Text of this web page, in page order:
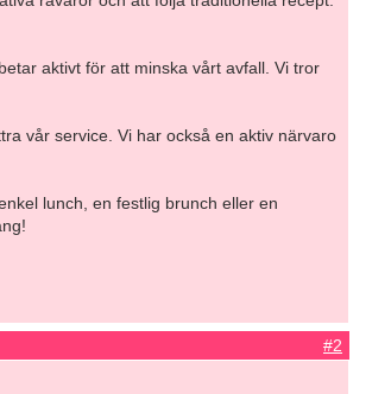
aktivt för att minska vårt avfall. Vi tror
vår service. Vi har också en aktiv närvaro
lunch, en festlig brunch eller en
#2